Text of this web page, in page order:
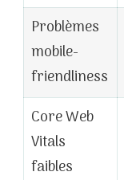
Problèmes
mobile-
friendliness
Core Web
Vitals
faibles